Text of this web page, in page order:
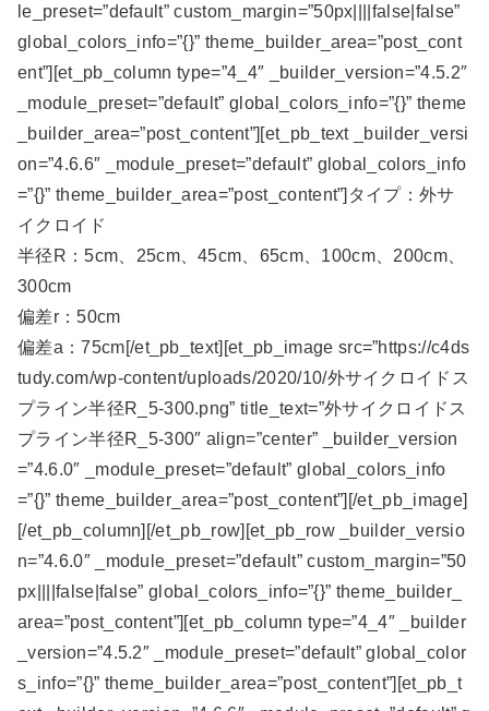
le_preset=”default” custom_margin=”50px||||false|false”
global_colors_info=”{}” theme_builder_area=”post_cont
ent”][et_pb_column type=”4_4″ _builder_version=”4.5.2″
_module_preset=”default” global_colors_info=”{}” theme
_builder_area=”post_content”][et_pb_text _builder_versi
on=”4.6.6″ _module_preset=”default” global_colors_info
=”{}” theme_builder_area=”post_content”]タイプ：外サ
イクロイド
半径R：5cm、25cm、45cm、65cm、100cm、200cm、
300cm
偏差r：50cm
偏差a：75cm[/et_pb_text][et_pb_image src=”https://c4ds
tudy.com/wp-content/uploads/2020/10/外サイクロイドス
プライン半径R_5-300.png” title_text=”外サイクロイドス
プライン半径R_5-300″ align=”center” _builder_version
=”4.6.0″ _module_preset=”default” global_colors_info
=”{}” theme_builder_area=”post_content”][/et_pb_image]
[/et_pb_column][/et_pb_row][et_pb_row _builder_versio
n=”4.6.0″ _module_preset=”default” custom_margin=”50
px||||false|false” global_colors_info=”{}” theme_builder_
area=”post_content”][et_pb_column type=”4_4″ _builder
_version=”4.5.2″ _module_preset=”default” global_color
s_info=”{}” theme_builder_area=”post_content”][et_pb_t